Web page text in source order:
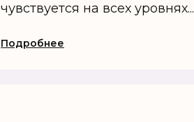
чувствуется на всех уровнях...
Подробнее